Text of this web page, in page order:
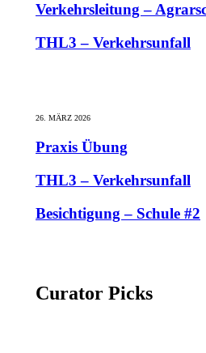
Verkehrsleitung –
THL3 – Verkehrsunfall
26. MÄRZ 2026
Praxis Übung
THL3 – Verkehrsunfall
Besichtigung – Schule #2
Curator Picks